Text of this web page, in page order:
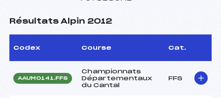
Résultats Alpin 2012
Codex Course Cat.
AAUM0141.FFS
Championnats
Départementaux
du Cantal
FFS